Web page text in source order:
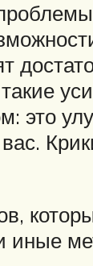
это
иные